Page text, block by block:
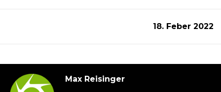
18. Feber 2022
Max Reisinger